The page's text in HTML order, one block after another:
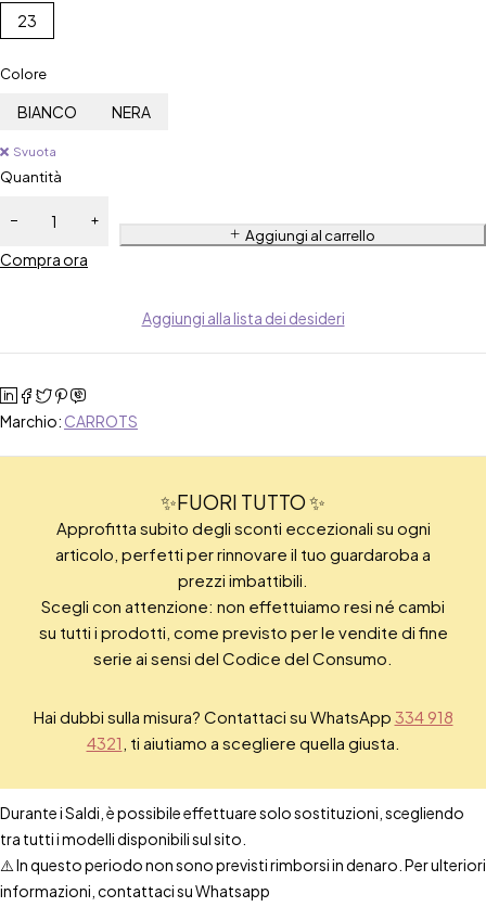
23
Colore
BIANCO NERA
Svuota
Quantità
Aggiungi al carrello
Compra ora
Aggiungi alla lista dei desideri
Marchio: CARROTS
✨FUORI TUTTO ✨
Approfitta subito degli sconti eccezionali su ogni
articolo, perfetti per rinnovare il tuo guardaroba a
prezzi imbattibili.
Scegli con attenzione: non effettuiamo resi né cambi
su tutti i prodotti, come previsto per le vendite di fine
serie ai sensi del Codice del Consumo.
Hai dubbi sulla misura? Contattaci su WhatsApp 334 918
4321 , ti aiutiamo a scegliere quella giusta.
Durante i Saldi, è possibile effettuare solo sostituzioni, scegliendo
tra tutti i modelli disponibili sul sito.
⚠️ In questo periodo non sono previsti rimborsi in denaro. Per ulteriori
informazioni, contattaci su Whatsapp